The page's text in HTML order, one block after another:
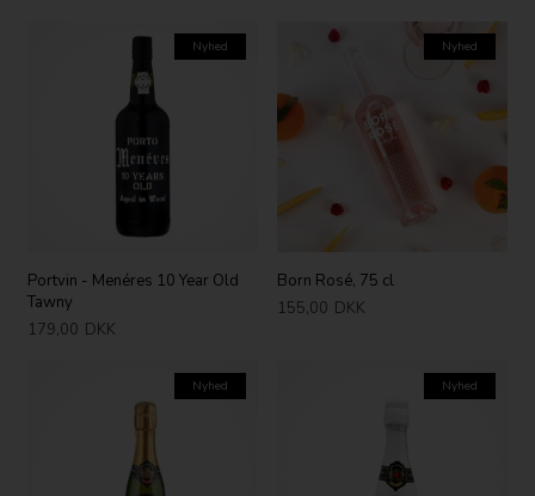
Nyhed
Portvin - Menéres 10 Year Old
Tawny
179,00 DKK
Nyhed
Born Rosé, 75 cl
155,00 DKK
Nyhed Nyhed